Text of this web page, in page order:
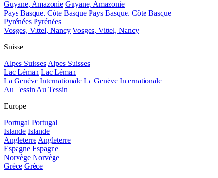
Guyane, Amazonie Guyane, Amazonie
Pays Basque, Côte Basque Pays Basque, Côte Basque
Pyrénées Pyrénées
Vosges, Vittel, Nancy Vosges, Vittel, Nancy
Suisse
Alpes Suisses Alpes Suisses
Lac Léman Lac Léman
La Genève Internationale La Genève Internationale
Au Tessin Au Tessin
Europe
Portugal Portugal
Islande Islande
Angleterre Angleterre
Espagne Espagne
Norvège Norvège
Grèce Grèce